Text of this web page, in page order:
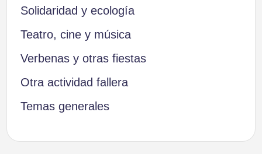
Solidaridad y ecología
Teatro, cine y música
Verbenas y otras fiestas
Otra actividad fallera
Temas generales